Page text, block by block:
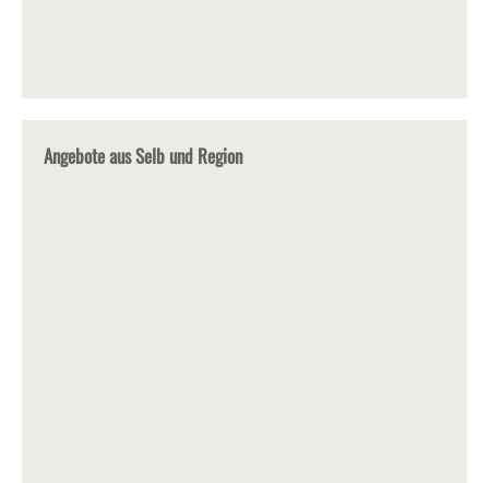
Angebote aus Selb und Region